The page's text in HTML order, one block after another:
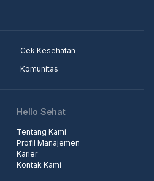
Cek Kesehatan
Komunitas
Hello Sehat
Tentang Kami
Profil Manajemen
Karier
Kontak Kami